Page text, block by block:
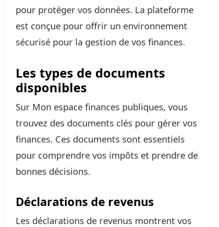
pour protéger vos données. La plateforme
est conçue pour offrir un environnement
sécurisé pour la gestion de vos finances.
Les types de documents
disponibles
Sur Mon espace finances publiques, vous
trouvez des documents clés pour gérer vos
finances. Ces documents sont essentiels
pour comprendre vos impôts et prendre de
bonnes décisions.
Déclarations de revenus
Les déclarations de revenus montrent vos